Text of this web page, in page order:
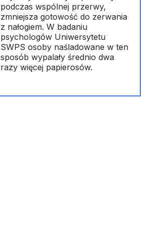
podczas wspólnej przerwy,
zmniejsza gotowość do zerwania
z nałogiem. W badaniu
psychologów Uniwersytetu
SWPS osoby naśladowane w ten
sposób wypalały średnio dwa
razy więcej papierosów.